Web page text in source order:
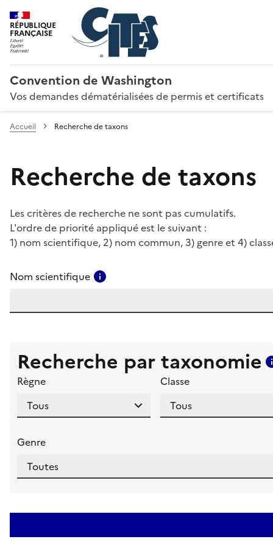
RÉPUBLIQUE
FRANÇAISE
Convention de Washington
Vos demandes dématérialisées de permis et certificats
Accueil Recherche de taxons
Recherche de taxons
Les critères de recherche ne sont pas cumulatifs.
L'ordre de priorité appliqué est le suivant :
1) nom scientifique, 2) nom commun, 3) genre et 4)
Nom scientifique
Recherche par taxonomie
Règne Classe
Genre